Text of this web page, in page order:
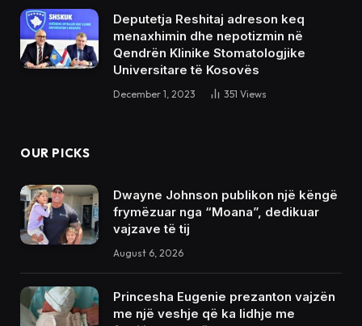
Deputetja Reshitaj adreson keq
menaxhimin dhe nepotizmin në
Qendrën Klinike Stomatologjike
Universitare të Kosovës
December 1, 2023 351 Views
OUR PICKS
Dwayne Johnson publikon një këngë
frymëzuar nga “Moana”, dedikuar
vajzave të tij
August 6, 2026
Princesha Eugenie prezanton vajzën
me një veshje që ka lidhje me